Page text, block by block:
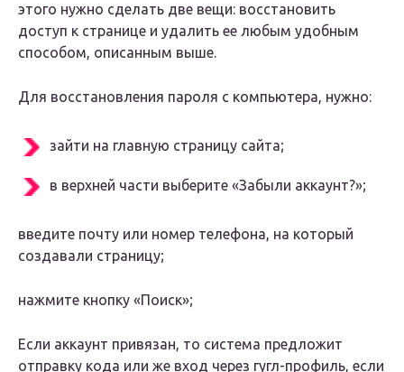
этого нужно сделать две вещи: восстановить
доступ к странице и удалить ее любым удобным
способом, описанным выше.
Для восстановления пароля с компьютера, нужно:
зайти на главную страницу сайта;
в верхней части выберите «Забыли аккаунт?»;
введите почту или номер телефона, на который
создавали страницу;
нажмите кнопку «Поиск»;
Если аккаунт привязан, то система предложит
отправку кода или же вход через гугл-профиль, если